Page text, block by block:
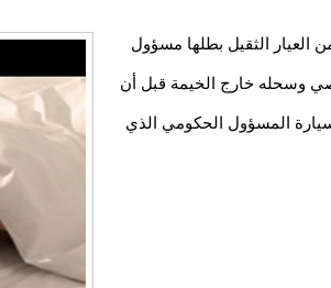
الثقيل بطلها مسؤول
وسحله خارج الخيمة قبل أن
المسؤول الحكومي الذي